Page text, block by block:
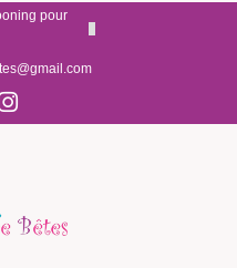
pour